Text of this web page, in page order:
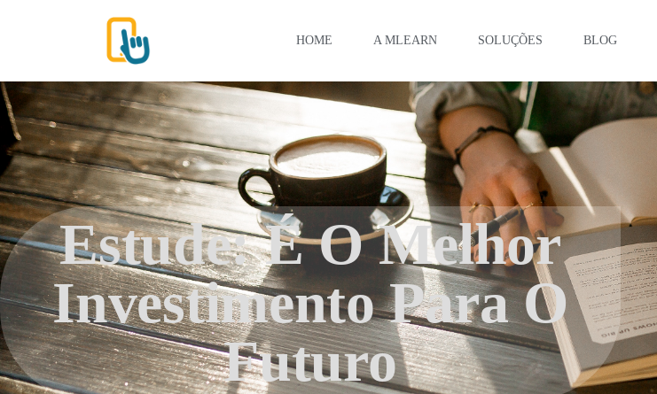
HOME A MLEARN SOLUÇÕES BLOG
Estude: É O Melhor
Investimento Para O
Futuro